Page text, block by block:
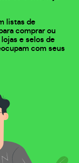
listas de
comprar ou
e selos de
com seus